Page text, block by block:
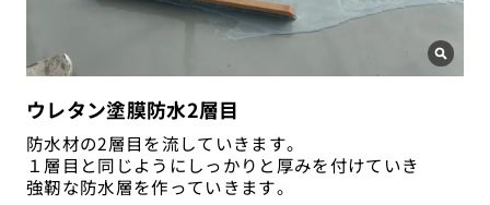
ウレタン塗膜防水2層目
防水材の2層目を流していきます。
１層目と同じようにしっかりと厚みを付けていき
強靭な防水層を作っていきます。